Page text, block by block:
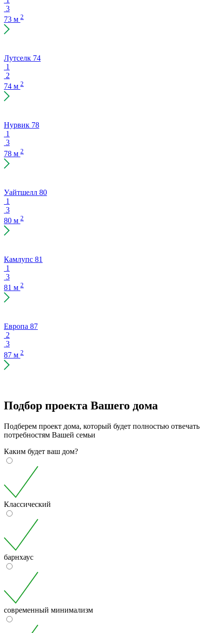
3
73 м 2
Лутселк 74
1
2
74 м 2
Нурвик 78
1
3
78 м 2
Уайтшелл 80
1
3
80 м 2
Камлупс 81
1
3
81 м 2
Европа 87
2
3
87 м 2
Подбор проекта Вашего дома
Подберем проект дома, который будет полностью отвечать
потребностям Вашей семьи
Каким будет ваш дом?
Классический
барнхаус
современный минимализм